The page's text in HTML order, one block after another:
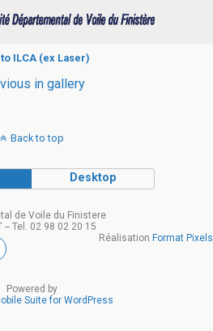
ILCA (ex Laser)
in gallery
Back to top
Desktop
de Voile du Finistere
-- Tel. 02 98 02 20 15
Réalisation Format Pixels
Powered by
Suite for WordPress